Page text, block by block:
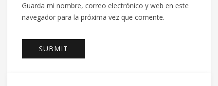
Guarda mi nombre, correo electrónico y web en este
navegador para la próxima vez que comente.